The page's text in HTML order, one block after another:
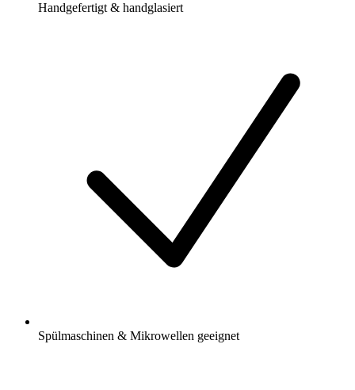
Handgefertigt & handglasiert
Spülmaschinen & Mikrowellen geeignet